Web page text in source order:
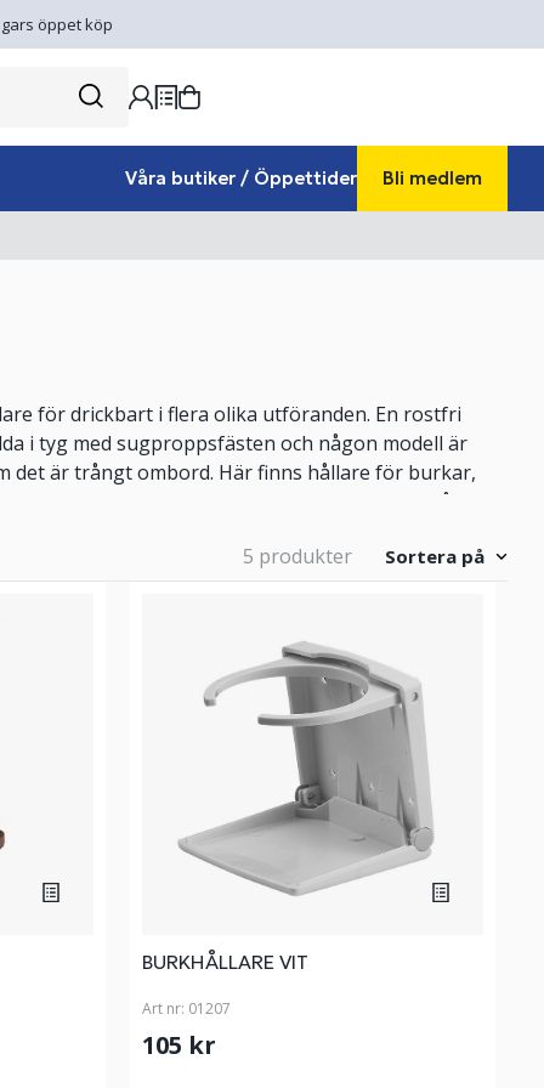
öppet köp
Våra butiker / Öppettider Bli medlem
för drickbart i flera olika utföranden. En rostfri
i tyg med sugproppsfästen och någon modell är
det är trångt ombord. Här finns hållare för burkar,
och dubbla. Allt enkelt att mmatcha med fallpåsarna
5 produkter
Sortera på
BURKHÅLLARE VIT
Art nr: 01207
105 kr